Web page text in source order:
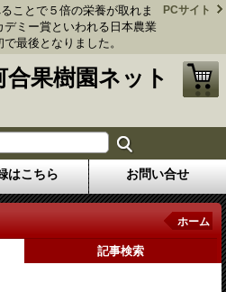
ことで５倍の栄養が取れま
ミー賞といわれる日本農業
最後となりました。
PCサイト
果樹園ネット
はこちら お問い合せ
ホーム
記事検索